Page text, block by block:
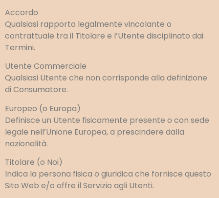
Accordo
Qualsiasi rapporto legalmente vincolante o
contrattuale tra il Titolare e l’Utente disciplinato dai
Termini.
Utente Commerciale
Qualsiasi Utente che non corrisponde alla definizione
di Consumatore.
Europeo (o Europa)
Definisce un Utente fisicamente presente o con sede
legale nell’Unione Europea, a prescindere dalla
nazionalità.
Titolare (o Noi)
Indica la persona fisica o giuridica che fornisce questo
Sito Web e/o offre il Servizio agli Utenti.